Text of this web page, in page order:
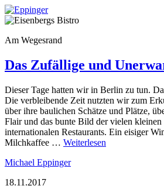
Am Wegesrand
Das Zufällige und
Dieser Tage hatten wir in Berlin zu tun.
Die verbleibende Zeit nutzten wir zum
über ihre baulichen Schätze und Plätze,
Flair und das bunte Bild der vielen kleinen
internationalen Restaurants. Ein eisiger
Milchkaffee … Weiterlesen
Michael Eppinger
18.11.2017